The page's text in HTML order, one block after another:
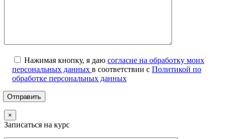
Нажимая кнопку, я даю согласие на обработку моих
персональных данных в соответствии с Политикой по
обработке персональных данных
×
Записаться на курс